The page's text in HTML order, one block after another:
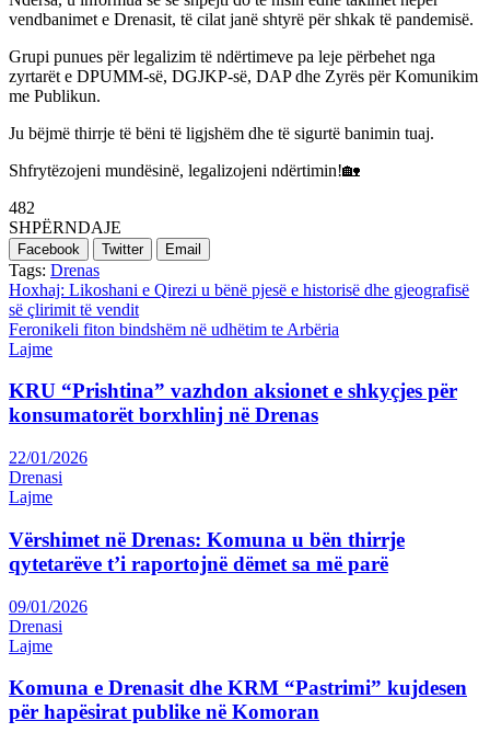
vendbanimet e Drenasit, të cilat janë shtyrë për shkak të pandemisë.
Grupi punues për legalizim të ndërtimeve pa leje përbehet nga
zyrtarët e DPUMM-së, DGJKP-së, DAP dhe Zyrës për Komunikim
me Publikun.
Ju bëjmë thirrje të bëni të ligjshëm dhe të sigurtë banimin tuaj.
Shfrytëzojeni mundësinë, legalizojeni ndërtimin!🏡
482
SHPËRNDAJE
Facebook Twitter Email
Tags: Drenas
Post
navigation
Hoxhaj: Likoshani e Qirezi u bënë pjesë e historisë dhe gjeografisë
së çlirimit të vendit
Feronikeli fiton bindshëm në udhëtim te Arbëria
Lajme
KRU “Prishtina” vazhdon aksionet e shkyçjes për
konsumatorët borxhlinj në Drenas
22/01/2026
Drenasi
Lajme
Vërshimet në Drenas: Komuna u bën thirrje
qytetarëve t’i raportojnë dëmet sa më parë
09/01/2026
Drenasi
Lajme
Komuna e Drenasit dhe KRM “Pastrimi” kujdesen
për hapësirat publike në Komoran